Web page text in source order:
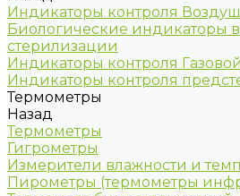
Индикаторы контроля
Биологические индикаторы
стерилизации
Индикаторы контроля
Индикаторы контроля
Термометры
Назад
Термометры
Гигрометры
Измерители влажности и
Пирометры (термометры